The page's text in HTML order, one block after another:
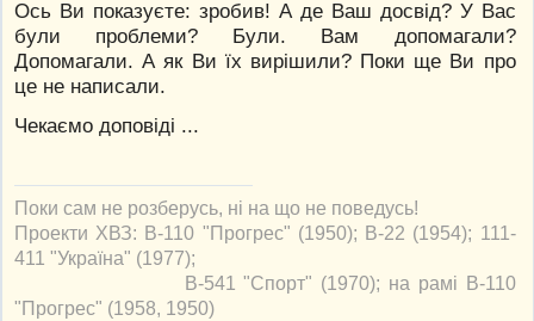
Ось Ви показуєте: зробив! А де Ваш досвід? У Вас
були проблеми? Були. Вам допомагали?
Допомагали. А як Ви їх вирішили? Поки ще Ви про
це не написали.
Чекаємо доповіді ...
Поки сам не розберусь, ні на що не поведусь!
Проекти ХВЗ: В-110 "Прогрес" (1950); В-22 (1954); 111-
411 "Україна" (1977);
В-541 "Спорт" (1970); на рамі В-110
"Прогрес" (1958, 1950)